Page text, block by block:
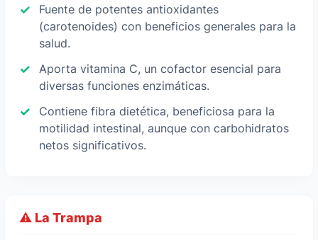
Fuente de potentes antioxidantes
(carotenoides) con beneficios generales para la
salud.
Aporta vitamina C, un cofactor esencial para
diversas funciones enzimáticas.
Contiene fibra dietética, beneficiosa para la
motilidad intestinal, aunque con carbohidratos
netos significativos.
⚠️ La Trampa